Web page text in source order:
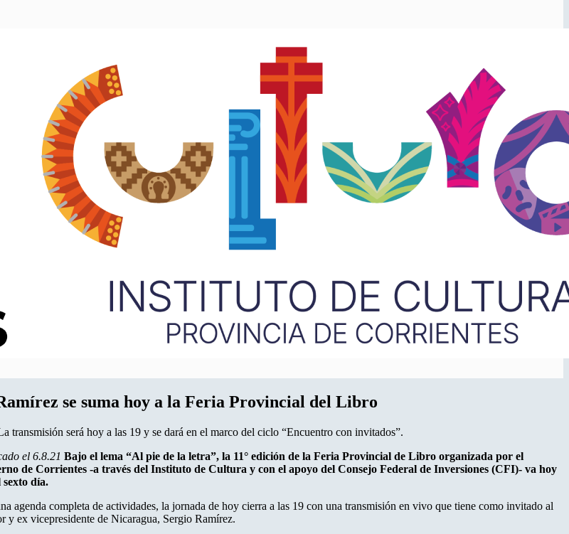
se suma hoy a la Feria Provincial del Libro
será hoy a las 19 y se dará en el marco del ciclo “Encuentro con invitados”.
el 6.8.21 Bajo el lema “Al pie de la letra”, la 11° edición de la Feria Provincial de Libro organizada por el
de Corrientes -a través del Instituto de Cultura y con el apoyo del Consejo Federal de Inversiones (CFI)- va hoy
sexto día.
agenda completa de actividades, la jornada de hoy cierra a las 19 con una transmisión en vivo que tiene como invitado al
y ex vicepresidente de Nicaragua, Sergio Ramírez.